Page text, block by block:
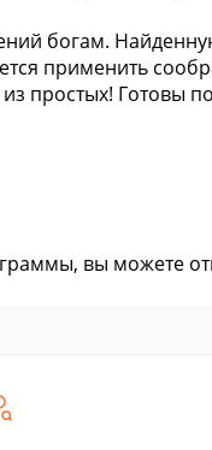
богам.
применить
простых! Готовы
вы можете